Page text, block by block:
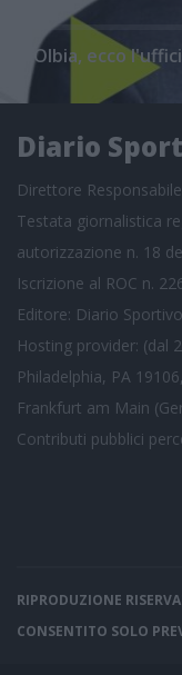
Olbia, ecco
Diario
Direttore
Testata giornalistica
autorizzazione n. 18
Iscrizione al ROC n.
Editore: Diario
Hosting provider: (dal
Philadelphia, PA
Frankfurt am Main
Contributi pubblici
RIPRODUZIONE
CONSENTITO SOLO